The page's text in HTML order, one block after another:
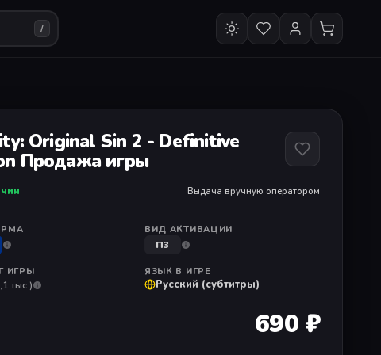
/
Original Sin 2 - Definitive
Продажа игры
Выдача вручную оператором
ВИД АКТИВАЦИИ
П3
ИГРЫ
тыс.)
ЯЗЫК В ИГРЕ
Русский (субтитры)
690 ₽